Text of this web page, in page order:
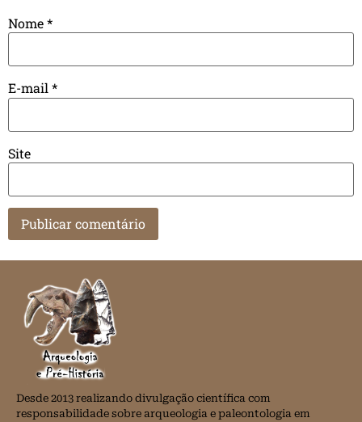
Nome*
E-mail*
Site
Desde 2013 realizando divulgação científica com
responsabilidade sobre arqueologia e paleontologia em